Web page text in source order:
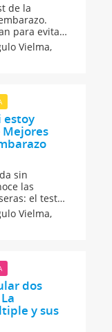
de la
para evitar
basal te
te
propicios
Vielma,
estoy
sin
las
el test
embarazo
ombligo, la
león...
Vielma,
dos
y sus